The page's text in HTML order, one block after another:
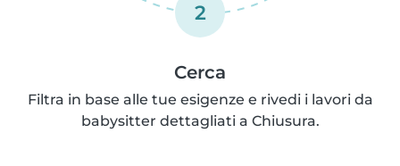
2
Cerca
Filtra in base alle tue esigenze e rivedi i lavori da
babysitter dettagliati a Chiusura.